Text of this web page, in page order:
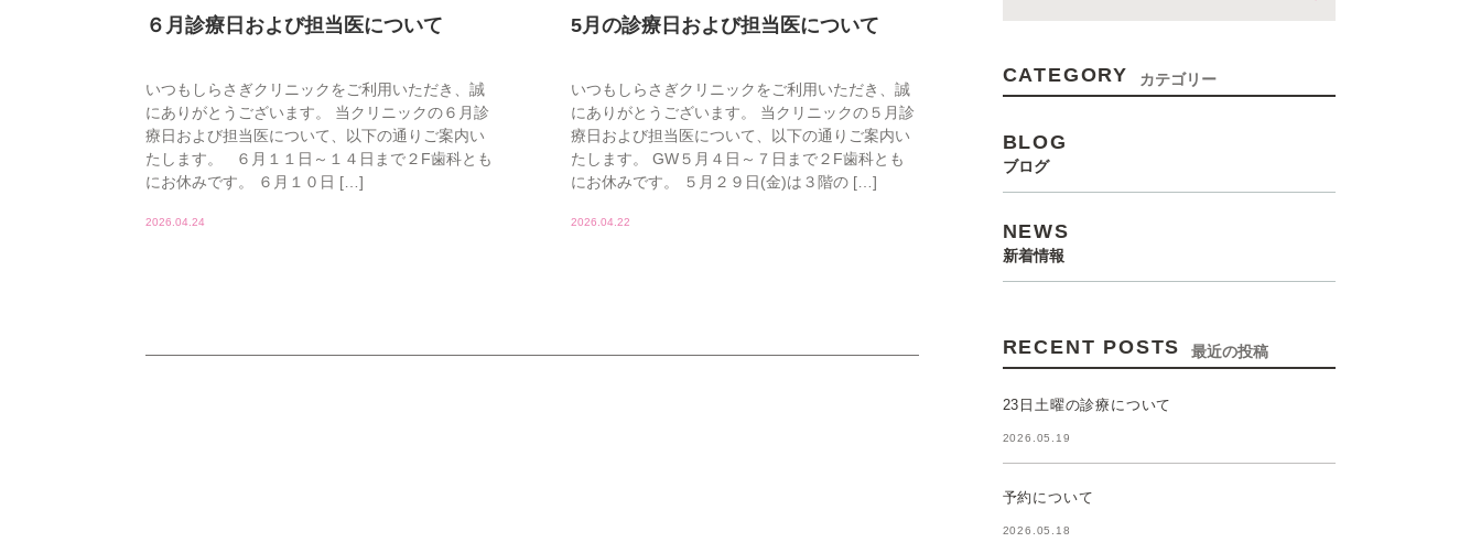
６月診療日および担当医について
いつもしらさぎクリニックをご利用いただき、誠
にありがとうございます。 当クリニックの６月診
療日および担当医について、以下の通りご案内い
たします。 ６月１１日～１４日まで２F歯科とも
にお休みです。 ６月１０日 […]
2026.04.24
5月の診療日および担当医について
いつもしらさぎクリニックをご利用いただき、誠
にありがとうございます。 当クリニックの５月診
療日および担当医について、以下の通りご案内い
たします。 GW５月４日～７日まで２F歯科とも
にお休みです。 ５月２９日(金)は３階の […]
2026.04.22
CATEGORY カテゴリー
BLOG
ブログ
NEWS
新着情報
RECENT POSTS 最近の投稿
23日土曜の診療について
2026.05.19
予約について
2026.05.18